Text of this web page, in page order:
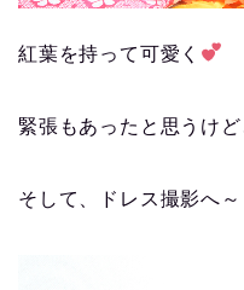
紅葉を持って可愛く
緊張もあったと思うけ
そして、ドレス撮影へ～